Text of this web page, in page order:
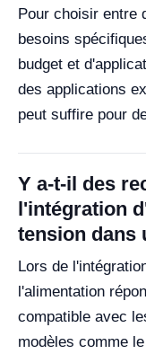
Pour choisir entre
besoins
budget et
des applications
peut suffire pour
Y a-t-il des
l'intégration
tension dans
Lors de
l'alimentation
compatible avec
modèles comme